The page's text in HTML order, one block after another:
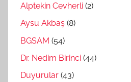
Alptekin Cevherli (2)
Aysu Akbaş (8)
BGSAM (54)
Dr. Nedim Birinci (44)
Duyurular (43)